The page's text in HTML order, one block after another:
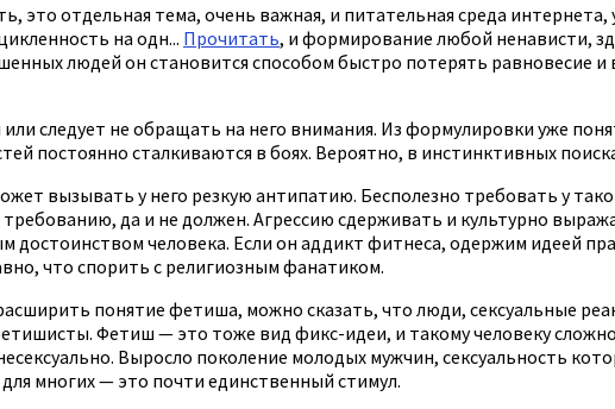
это отдельная тема, очень важная, и питательная среда
на одн... Прочитать, и формирование любой ненависти,
людей он становится способом быстро потерять равновесие и
следует не обращать на него внимания. Из формулировки уже
постоянно сталкиваются в боях. Вероятно, в инстинктивных
вызывать у него резкую антипатию. Бесполезно требовать у
да и не должен. Агрессию сдерживать и культурно
человека. Если он аддикт фитнеса, одержим идеей
что спорить с религиозным фанатиком.
понятие фетиша, можно сказать, что люди, сексуальные
Фетиш — это тоже вид фикс-идеи, и такому человеку
Выросло поколение молодых мужчин, сексуальность
многих — это почти единственный стимул.